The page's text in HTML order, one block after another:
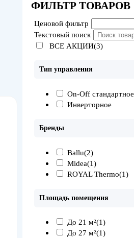
ФИЛЬТР ТОВАРОВ
Ценовой фильтр
Текстовый поиск
ВСЕ АКЦИИ(3)
Тип управления
On-Off стандартное
Инверторное
Бренды
Ballu(2)
Midea(1)
ROYAL Thermo(1)
Площадь помещения
До 21 м²(1)
До 27 м²(1)